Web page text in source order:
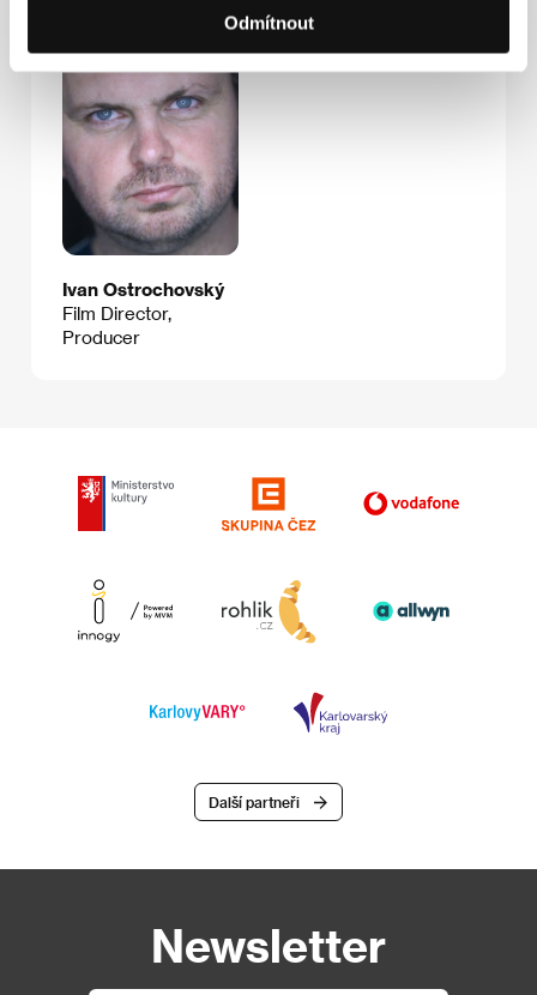
Odmítnout
Producer
Ivan Ostrochovský
Film Director,
Producer
Další partneři
Newsletter